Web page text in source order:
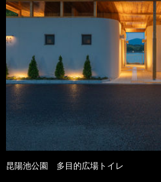
昆陽池公園 多目的広場トイレ